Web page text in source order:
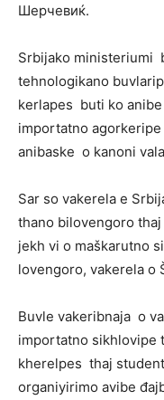
Шерчевиќ.
Srbijako ministeriumi
tehnologikano
kerlapes buti ko
importatno
anibaske o kanoni
Sar so vakerela e
thano bilovengoro
jekh vi o maškarutno
lovengoro, vakerela o
Buvle vakeribnaja o
importatno sikhlovipe
kherelpes thaj
organiyirimo avibe